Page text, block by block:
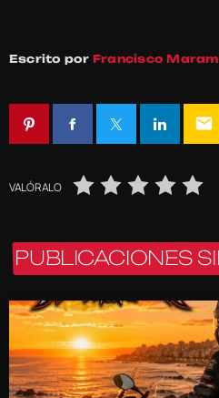
Escrito por Francisco
email
VALÓRALO
PUBLICACIONES